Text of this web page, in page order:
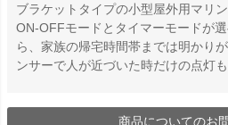
ブラケットタイプの小型屋外用マリ
ON-OFFモードとタイマーモードが
ら、家族の帰宅時間帯までは明かり
ンサーで人が近づいた時だけの点灯も
商品についてのお